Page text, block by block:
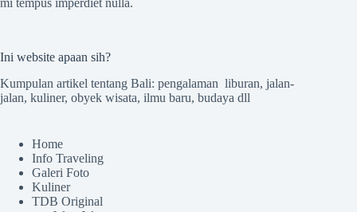
mi tempus imperdiet nulla.
Ini website apaan sih?
Kumpulan artikel tentang Bali: pengalaman liburan, jalan-
jalan, kuliner, obyek wisata, ilmu baru, budaya dll
Home
Info Traveling
Galeri Foto
Kuliner
TDB Original